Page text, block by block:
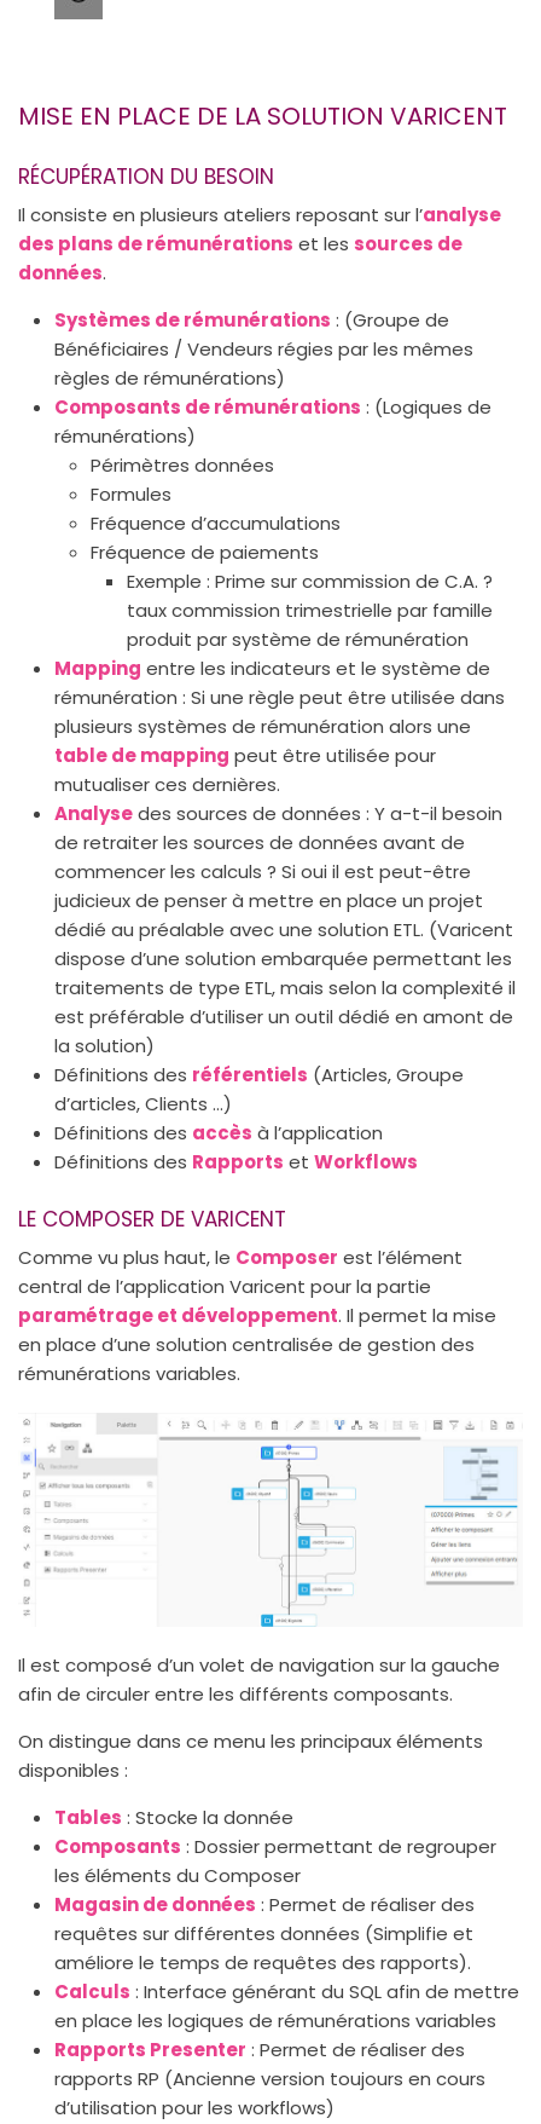
MISE EN PLACE DE LA SOLUTION VARICENT
RÉCUPÉRATION DU BESOIN
Il consiste en plusieurs ateliers reposant sur l’analyse
des plans de rémunérations et les sources de
données.
Systèmes de rémunérations : (Groupe de
Bénéficiaires / Vendeurs régies par les mêmes
règles de rémunérations)
Composants de rémunérations : (Logiques de
rémunérations)
Périmètres données
Formules
Fréquence d’accumulations
Fréquence de paiements
Exemple : Prime sur commission de C.A. ?
taux commission trimestrielle par famille
produit par système de rémunération
Mapping entre les indicateurs et le système de
rémunération : Si une règle peut être utilisée dans
plusieurs systèmes de rémunération alors une
table de mapping peut être utilisée pour
mutualiser ces dernières.
Analysedes sources de données : Y a-t-il besoin
de retraiter les sources de données avant de
commencer les calculs ? Si oui il est peut-être
judicieux de penser à mettre en place un projet
dédié au préalable avec une solution ETL. (Varicent
dispose d’une solution embarquée permettant les
traitements de type ETL, mais selon la complexité il
est préférable d’utiliser un outil dédié en amont de
la solution)
Définitions des référentiels (Articles, Groupe
d’articles, Clients …)
Définitions des accès à l’application
Définitions des Rapports et Workflows
LE COMPOSER DE VARICENT
Comme vu plus haut, le Composer est l’élément
central de l’application Varicent pour la partie
paramétrage et développement. Il permet la mise
en place d’une solution centralisée de gestion des
rémunérations variables.
Il est composé d’un volet de navigation sur la gauche
afin de circuler entre les différents composants.
On distingue dans ce menu les principaux éléments
disponibles :
Tables : Stocke la donnée
Composants : Dossier permettant de regrouper
les éléments du Composer
Magasin de données : Permet de réaliser des
requêtes sur différentes données (Simplifie et
améliore le temps de requêtes des rapports).
Calculs : Interface générant du SQL afin de mettre
en place les logiques de rémunérations variables
Rapports Presenter : Permet de réaliser des
rapports RP (Ancienne version toujours en cours
d’utilisation pour les workflows)